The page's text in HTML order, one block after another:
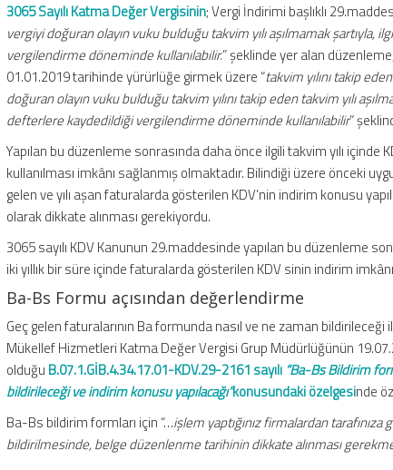
3065 Sayılı Katma Değer Vergisinin; Vergi İndirimi başlıklı
vergiyi doğuran olayın vuku bulduğu takvim yılı aşılmamak şartıyla,
vergilendirme döneminde kullanılabilir.” şeklinde yer alan
01.01.2019 tarihinde yürürlüğe girmek üzere “takvim yılını takip eden
doğuran olayın vuku bulduğu takvim yılını takip eden takvim yılı
defterlere kaydedildiği vergilendirme döneminde kullanılabilir”
Yapılan bu düzenleme sonrasında daha önce ilgili takvim yılı içinde
kullanılması imkânı sağlanmış olmaktadır. Bilindiği üzere önceki
gelen ve yılı aşan faturalarda gösterilen KDV’nin indirim konusu
olarak dikkate alınması gerekiyordu.
3065 sayılı KDV Kanunun 29.maddesinde yapılan bu düzenleme
iki yıllık bir süre içinde faturalarda gösterilen KDV sinin indirim
Ba-Bs Formu açısından değerlendirme
Geç gelen faturalarının Ba formunda nasıl ve ne zaman bildirileceği
Mükellef Hizmetleri Katma Değer Vergisi Grup Müdürlüğünün
olduğu B.07.1.GİB.4.34.17.01-KDV.29-2161 sayılı “Ba-Bs Bildirim
bildirileceği ve indirim konusu yapılacağı”konusundaki özelgesinde
Ba-Bs bildirim formları için “…işlem yaptığınız firmalardan
bildirilmesinde, belge düzenlenme tarihinin dikkate alınması